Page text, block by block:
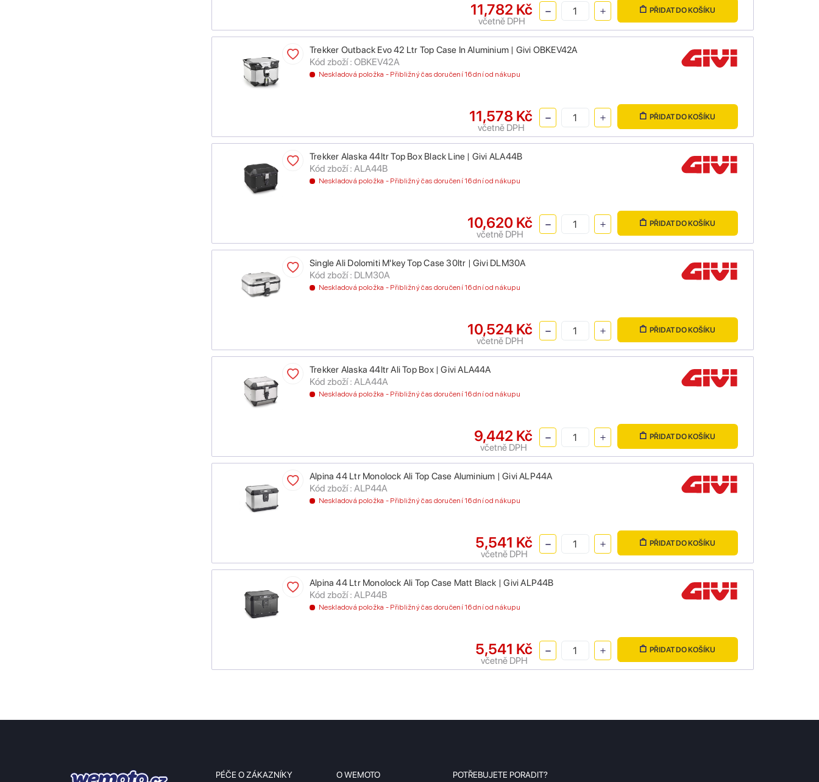
11,782 Kč
včetně DPH
PŘIDAT DO KOŠÍKU
Trekker Outback Evo 42 Ltr Top Case In Aluminium | Givi OBKEV42A
Kód zboží : OBKEV42A
Neskladová položka - Přibližný čas doručení 16 dní od nákupu
11,578 Kč
včetně DPH
PŘIDAT DO KOŠÍKU
Trekker Alaska 44ltr Top Box Black Line | Givi ALA44B
Kód zboží : ALA44B
Neskladová položka - Přibližný čas doručení 16 dní od nákupu
10,620 Kč
včetně DPH
PŘIDAT DO KOŠÍKU
Single Ali Dolomiti M'key Top Case 30ltr | Givi DLM30A
Kód zboží : DLM30A
Neskladová položka - Přibližný čas doručení 16 dní od nákupu
10,524 Kč
včetně DPH
PŘIDAT DO KOŠÍKU
Trekker Alaska 44ltr Ali Top Box | Givi ALA44A
Kód zboží : ALA44A
Neskladová položka - Přibližný čas doručení 16 dní od nákupu
9,442 Kč
včetně DPH
PŘIDAT DO KOŠÍKU
Alpina 44 Ltr Monolock Ali Top Case Aluminium | Givi ALP44A
Kód zboží : ALP44A
Neskladová položka - Přibližný čas doručení 16 dní od nákupu
5,541 Kč
včetně DPH
PŘIDAT DO KOŠÍKU
Alpina 44 Ltr Monolock Ali Top Case Matt Black | Givi ALP44B
Kód zboží : ALP44B
Neskladová položka - Přibližný čas doručení 16 dní od nákupu
5,541 Kč
včetně DPH
PŘIDAT DO KOŠÍKU
PÉČE O ZÁKAZNÍKY O WEMOTO POTŘEBUJETE PORADIT?